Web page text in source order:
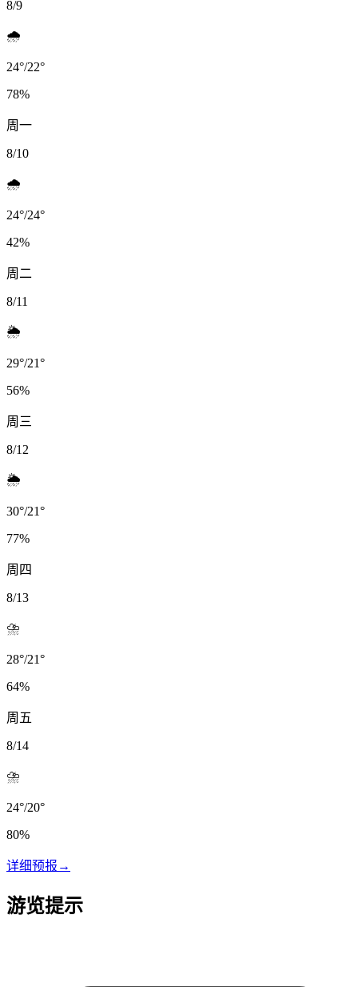
8/9
🌧️
24°/22°
78%
周一
8/10
🌧️
24°/24°
42%
周二
8/11
🌦️
29°/21°
56%
周三
8/12
🌦️
30°/21°
77%
周四
8/13
⛈️
28°/21°
64%
周五
8/14
⛈️
24°/20°
80%
详细预报 →
游览提示